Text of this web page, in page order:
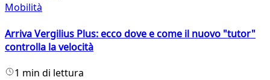
Mobilità
Arriva Vergilius Plus: ecco dove e come il nuovo "tutor"
controlla la velocità
1 min di lettura